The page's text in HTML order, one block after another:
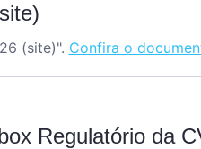
(site)". Confira o
Regulatório da